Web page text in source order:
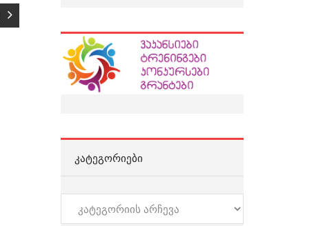
ᲙᲐᲢᲔᲒᲝᲠᲘᲔᲑᲘ
კატეგორიები